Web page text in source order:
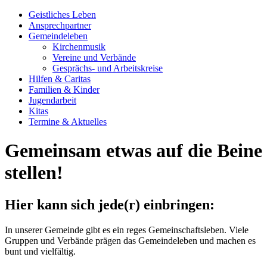
Geistliches Leben
Ansprech­partner
Gemeinde­leben
Kirchenmusik
Vereine und Verbände
Gesprächs- und Arbeitskreise
Hilfen & Caritas
Familien & Kinder
Jugend­arbeit
Kitas
Termine & Aktuelles
Gemeinsam etwas auf die Beine
stellen!
Hier kann sich jede(r) einbringen:
In unserer Gemeinde gibt es ein reges Gemeinschaftsleben. Viele
Gruppen und Verbände prägen das Gemeindeleben und machen es
bunt und vielfältig.